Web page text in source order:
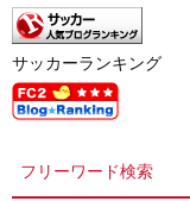
サッカーランキング
フリーワード検索